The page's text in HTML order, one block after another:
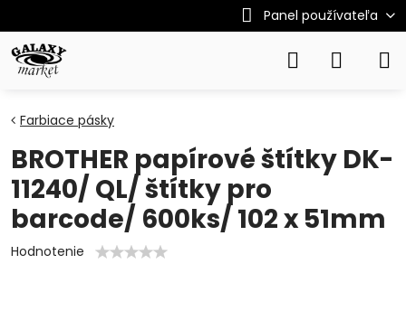
Panel používateľa
Farbiace pásky
BROTHER papírové štítky DK-
11240/ QL/ štítky pro
barcode/ 600ks/ 102 x 51mm
Hodnotenie